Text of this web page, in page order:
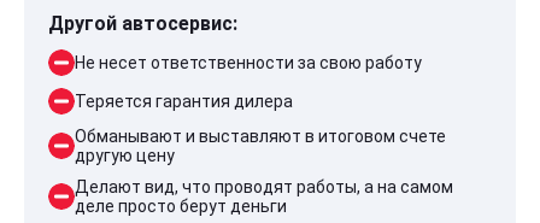
Другой автосервис:
Не несет ответственности за свою работу
Теряется гарантия дилера
Обманывают и выставляют в итоговом счете
другую цену
Делают вид, что проводят работы, а на самом
деле просто берут деньги